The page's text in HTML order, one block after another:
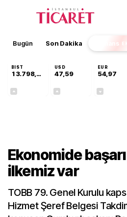
Bugün Son Dakika Finans
BIST
13.798,82
USD
47,59
EUR
54,97
Ekonomide
ilkemiz var
TOBB 79. Genel Kurulu
Hizmet Şeref Belgesi